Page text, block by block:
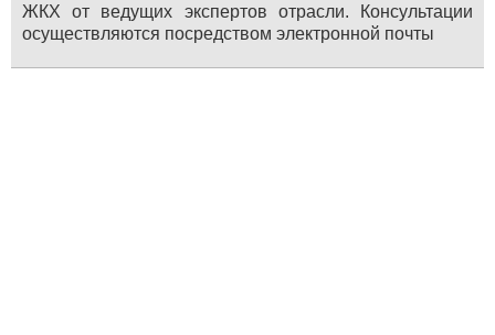
ЖКХ от ведущих экспертов отрасли. Консультации
осуществляются посредством электронной почты